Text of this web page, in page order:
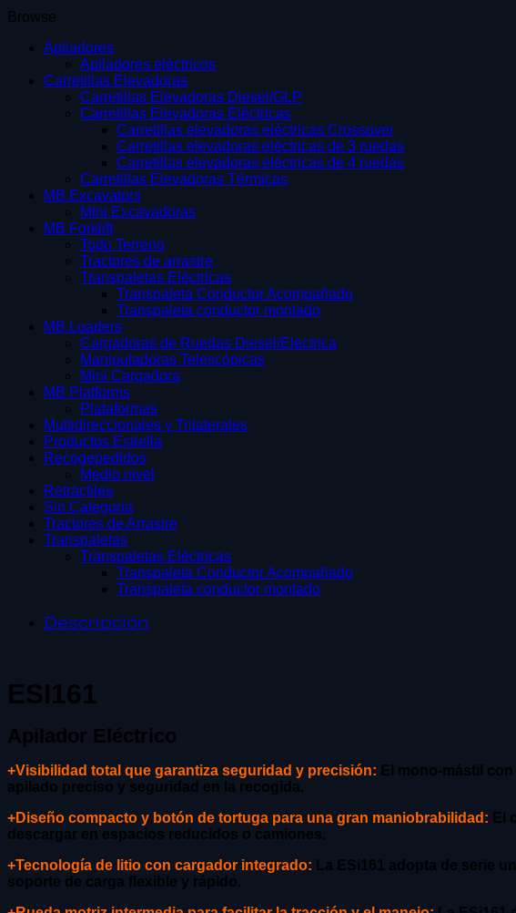
Browse
Apiladores
Apiladores eléctricos
Carretillas Elevadoras
Carretillas Elevadoras Diesel/GLP
Carretillas Elevadoras Eléctricas
Carretillas elevadoras eléctricas Crossover
Carretillas elevadoras eléctricas de 3 ruedas
Carretillas elevadoras eléctricas de 4 ruedas
Carretillas Elevadoras Térmicas
MB Excavators
Mini Excavadoras
MB Forklift
Todo Terreno
Tractores de arrastre
Transpaletas Eléctricas
Transpaleta Conductor Acompañado
Transpaleta conductor montado
MB Loaders
Cargadoras de Ruedas Diesel/Electrica
Manipuladoras Telescópicas
Mini Cargadora
MB Platforms
Plataformas
Multidireccionales y Trilaterales
Productos Estrella
Recogepedidos
Medio nivel
Retráctiles
Sin Categoría
Tractores de Arrastre
Transpaletas
Transpaletas Eléctricas
Transpaleta Conductor Acompañado
Transpaleta conductor montado
Descripción
ESI161
Apilador Eléctrico
+Visibilidad total que garantiza seguridad y precisión: El mono-mástil
apilado preciso y seguridad en la recogida.
+Diseño compacto y botón de tortuga para una gran maniobrabilidad: El
descargar en espacios reducidos o camiones.
+Tecnología de litio con cargador integrado: La ESi161 adopta de serie
soporte de carga flexible y rápido.